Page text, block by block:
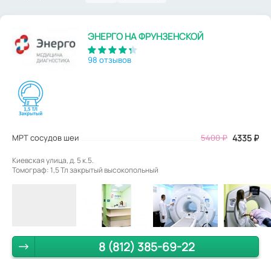
ЭНЕРГО НА ФРУНЗЕНСКОЙ
98 отзывов
МРТ сосудов шеи 5400₽ 4335 ₽
Киевская улица, д. 5 к.5.
Томограф: 1,5 Тл закрытый высокопольный
8 (812) 385-69-22